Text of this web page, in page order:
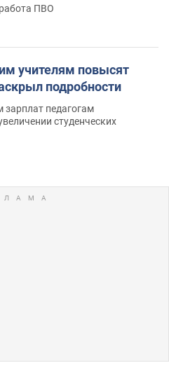
ПВО
учителям повысят
подробности
педагогам
студенческих